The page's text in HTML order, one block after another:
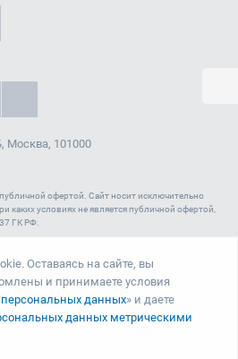
Москва, 101000
офертой. Cайт носит исключительно
каких условиях не является публичной офертой,
ГК РФ.
в качестве СМИ. Запрещается
нужд, так и с целью распространения) и любое
и материалов без письменного согласия
Оставаясь на сайте, вы
и принимаете условия
данных» и даете
данных метрическими